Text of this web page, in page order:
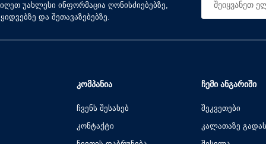
უახლესი ინფორმაცია ღონისძიებებზე,
და შეთავაზებებზე.
ᲙᲝᲛᲞᲐᲜᲘᲐ
ჩვენს შესახებ
კონტაქტი
ᲩᲔᲛᲘ ᲐᲜᲒᲐᲠᲘᲨᲘ
შეკვეთები
კალათაზე